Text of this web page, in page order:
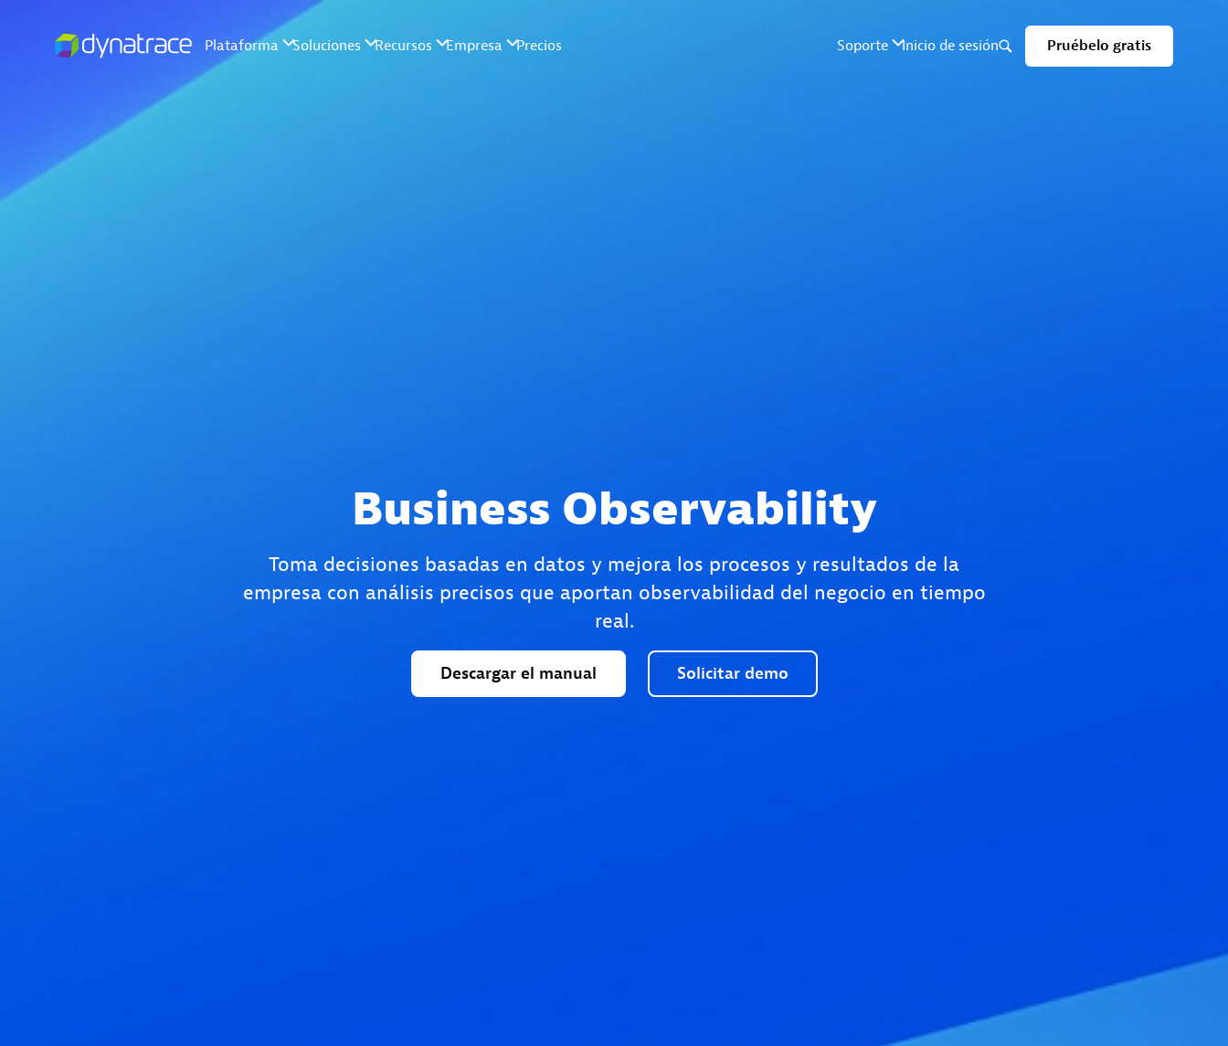
Business Observability
Toma decisiones basadas en datos y mejora los procesos y resultados de la
empresa con análisis precisos que aportan observabilidad del negocio en tiempo
real.
Descargar el manual Solicitar demo